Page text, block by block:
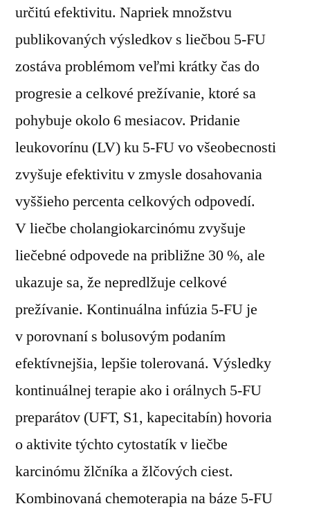
určitú efektivitu. Napriek množstvu
publikovaných výsledkov s liečbou 5-FU
zostáva problémom veľmi krátky čas do
progresie a celkové prežívanie, ktoré sa
pohybuje okolo 6 mesiacov. Pridanie
leukovorínu (LV) ku 5-FU vo všeobecnosti
zvyšuje efektivitu v zmysle dosahovania
vyššieho percenta celkových odpovedí.
V liečbe cholangiokarcinómu zvyšuje
liečebné odpovede na približne 30 %, ale
ukazuje sa, že nepredlžuje celkové
prežívanie. Kontinuálna infúzia 5-FU je
v porovnaní s bolusovým podaním
efektívnejšia, lepšie tolerovaná. Výsledky
kontinuálnej terapie ako i orálnych 5-FU
preparátov (UFT, S1, kapecitabín) hovoria
o aktivite týchto cytostatík v liečbe
karcinómu žlčníka a žlčových ciest.
Kombinovaná chemoterapia na báze 5-FU